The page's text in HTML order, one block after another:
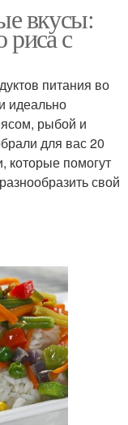
вкусы:
риса с
питания во
идеально
рыбой и
для вас 20
которые помогут
свой